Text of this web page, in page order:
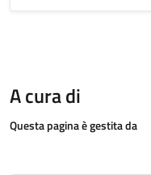
A cura di
Questa pagina è gestita da